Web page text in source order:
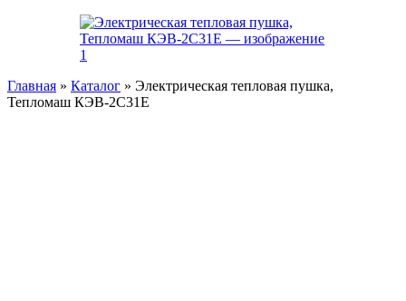
Главная » Каталог » Электрическая тепловая пушка,
Тепломаш КЭВ-2С31Е